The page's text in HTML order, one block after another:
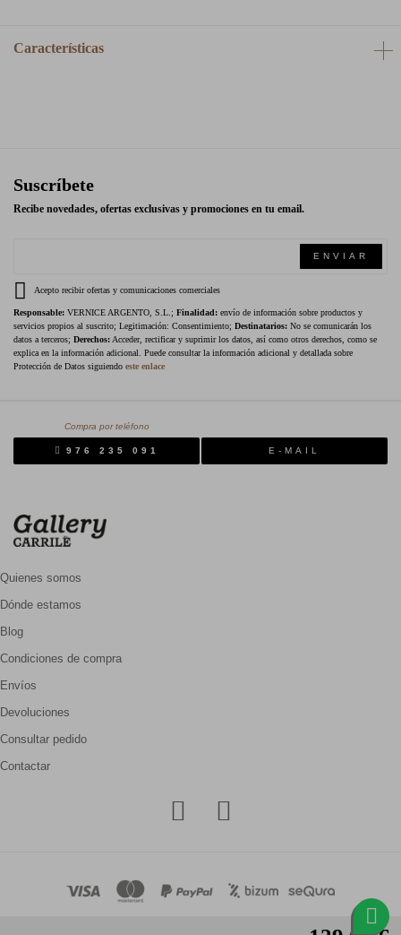
Características
Suscríbete
Recibe novedades, ofertas exclusivas y promociones en tu email.
ENVIAR
Acepto recibir ofertas y comunicaciones comerciales
Responsable: VERNICE ARGENTO, S.L.; Finalidad: envío de información sobre productos y
servicios propios al suscrito; Legitimación: Consentimiento; Destinatarios: No se comunicarán los
datos a terceros; Derechos: Acceder, rectificar y suprimir los datos, así como otros derechos, como se
explica en la información adicional. Puede consultar la información adicional y detallada sobre
Protección de Datos siguiendo este enlace
Compra por teléfono
976 235 091 E-MAIL
Quienes somos
Dónde estamos
Blog
Condiciones de compra
Envíos
Devoluciones
Consultar pedido
Contactar